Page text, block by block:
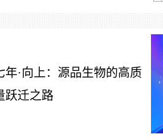
年·向上：源品生物的高质
跃迁之路